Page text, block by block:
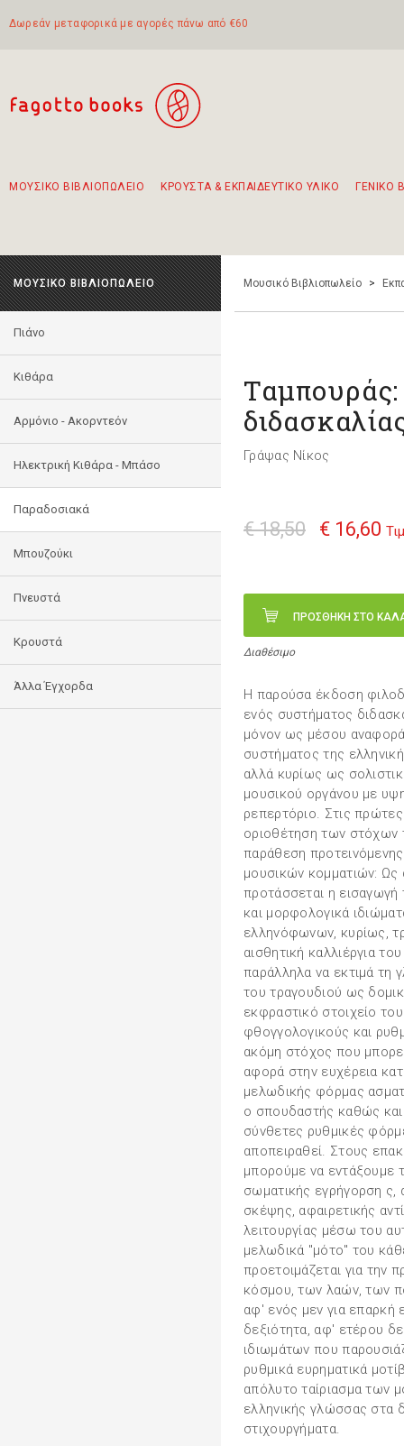
Δωρεάν μεταφορικά με αγορές πάνω από €60
ΜΟΥΣΙΚΟ ΒΙΒΛΙΟΠΩΛΕΙΟ ΚΡΟΥΣΤΑ & ΕΚΠΑΙΔΕΥΤΙΚΟ ΥΛΙΚΟ ΓΕΝΙΚΟ
ΜΟΥΣΙΚΟ ΒΙΒΛΙΟΠΩΛΕΙΟ
Πιάνο
Κιθάρα
Αρμόνιο - Ακορντεόν
Ηλεκτρική Κιθάρα - Μπάσο
Παραδοσιακά
Μπουζούκι
Πνευστά
Κρουστά
Άλλα Έγχορδα
Μουσικό Βιβλιοπωλείο >
Γράψας Νίκος
€ 18,50 € 16,60
ΠΡΟΣΘΗΚΗ ΣΤΟ
Διαθέσιμο
Η παρούσα έκδοση
ενός συστήματος
μόνον ως μέσου
συστήματος της
αλλά κυρίως ως
μουσικού οργάνου με
ρεπερτόριο. Στις
οριοθέτηση των στόχων
παράθεση
μουσικών κομματιών:
προτάσσεται η
και μορφολογικά
ελληνόφωνων, κυρίως,
αισθητική καλλιέργια
παράλληλα να εκτιμά τη
του τραγουδιού ως
εκφραστικό στοιχείο
φθογγολογικούς και
ακόμη στόχος που
αφορά στην ευχέρεια
μελωδικής φόρμας
ο σπουδαστής καθώς
σύνθετες ρυθμικές
αποπειραθεί. Στους
μπορούμε να εντάξουμε
σωματικής εγρήγορση ς,
σκέψης, αφαιρετικής
λειτουργίας μέσω του
μελωδικά "μότο" του
προετοιμάζεται για
κόσμου, των λαών, των
αφ' ενός μεν για επαρκή
δεξιότητα, αφ' ετέρου
ιδιωμάτων που
ρυθμικά ευρηματικά
απόλυτο ταίριασμα των
ελληνικής γλώσσας στα
στιχουργήματα.